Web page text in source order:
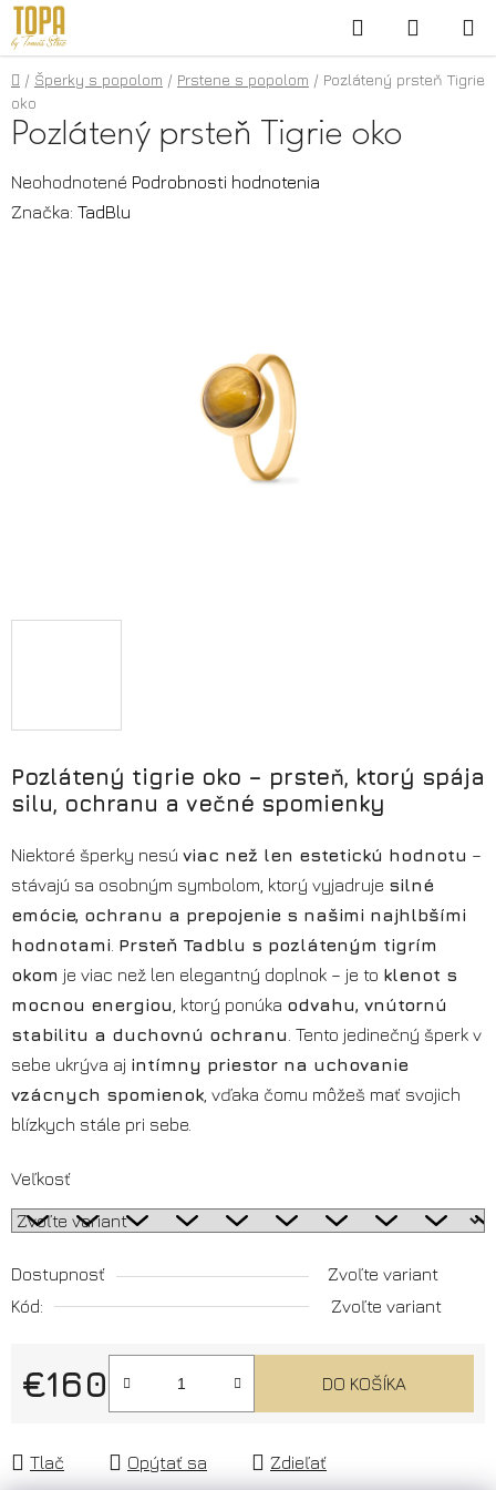
Prejsť
na
obsah
Hľadať
KOŠÍK
Domov
/ Šperky s popolom / Prstene s popolom / Pozlátený prsteň Tigrie
oko
Pozlátený tigrie oko – prsteň, ktorý spája
silu, ochranu a večné spomienky
Niektoré šperky nesú viac než len estetickú hodnotu –
stávajú sa osobným symbolom, ktorý vyjadruje silné
emócie, ochranu a prepojenie s našimi najhlbšími
hodnotami Prsteň Tadblu s pozláteným tigrím
okom je viac než len elegantný doplnok – je to klenot s
mocnou energiou , ktorý ponúka odvahu, vnútornú
stabilitu a duchovnú ochranu . Tento jedinečný šperk v
sebe ukrýva aj intímny priestor na uchovanie
vzácnych spomienok , vďaka čomu môžeš mať svojich
blízkych stále pri sebe.
Veľkosť
Dostupnosť
Zvoľte variant
Kód:
Zvoľte variant
€160
Jednotková cena:
DO KOŠÍKA
Tlač Opýtať sa Zdieľať
Pozlátený prsteň Tigrie oko
Priemerné
hodnotenie
Neohodnotené Podrobnosti hodnotenia
Značka: TadBlu